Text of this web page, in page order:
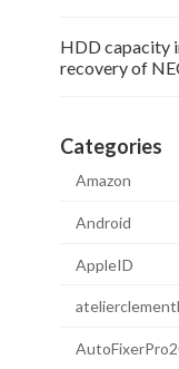
HDD capacity
recovery of
Categories
Amazon
Android
AppleID